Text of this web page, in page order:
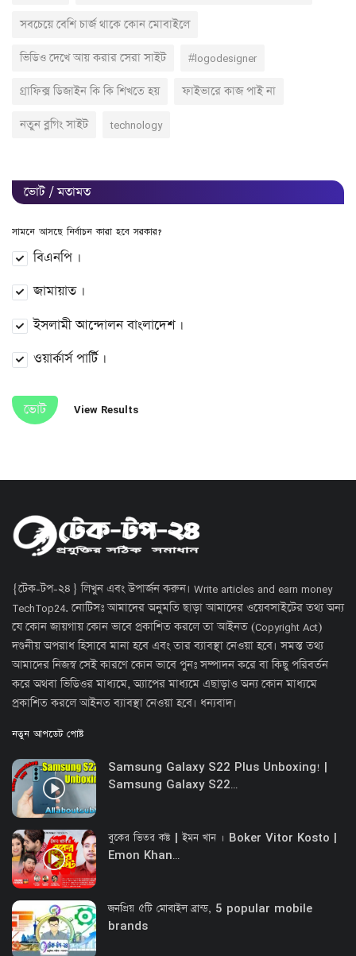
সবচেয়ে বেশি চার্জ থাকে কোন মোবাইলে
ভিডিও দেখে আয় করার সেরা সাইট #logodesigner
গ্রাফিক্স ডিজাইন কি কি শিখতে হয় ফাইভারে কাজ পাই না
নতুন ব্লগিং সাইট technology
ভোট / মতামত
সামনে আসছে নির্বাচন কারা হবে সরকার?
বিএনপি ।
জামায়াত ।
ইসলামী আন্দোলন বাংলাদেশ ।
ওয়ার্কার্স পার্টি ।
ভোট View Results
{টেক-টপ-২৪} লিখুন এবং উপার্জন করুন। Write articles and earn money
TechTop24. নোটিসঃ আমাদের অনুমতি ছাড়া আমাদের ওয়েবসাইটের তথ্য অন্য
যে কোন জায়গায় কোন ভাবে প্রকাশিত করলে তা আইনত (Copyright Act)
দণ্ডনীয় অপরাধ হিসাবে মানা হবে এবং তার ব্যাবস্থা নেওয়া হবে। সমস্ত তথ্য
আমাদের নিজস্ব সেই কারণে কোন ভাবে পুনঃ সম্পাদন করে বা কিছু পরিবর্তন
করে অথবা ভিডিওর মাধ্যমে, অ্যাপের মাধ্যমে এছাড়াও অন্য কোন মাধ্যমে
প্রকাশিত করলে আইনত ব্যাবস্থা নেওয়া হবে। ধন্যবাদ।
নতুন আপডেট পোষ্ট
Samsung Galaxy S22 Plus Unboxing! |
Samsung Galaxy S22...
বুকের ভিতর কষ্ট | ইমন খান । Boker Vitor Kosto |
Emon Khan...
জনপ্রিয় ৫টি মোবাইল ব্রান্ড, 5 popular mobile
brands